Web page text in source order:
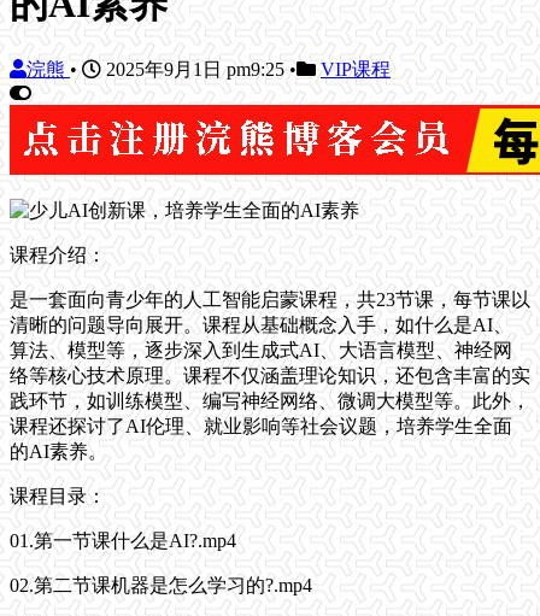
浣熊 • 2025年9月1日 pm9:25 • VIP课程
课程介绍：
是一套面向青少年的人工智能启蒙课程，共23节课，每节课以
清晰的问题导向展开。课程从基础概念入手，如什么是AI、
算法、模型等，逐步深入到生成式AI、大语言模型、神经网
络等核心技术原理。课程不仅涵盖理论知识，还包含丰富的实
践环节，如训练模型、编写神经网络、微调大模型等。此外，
课程还探讨了AI伦理、就业影响等社会议题，培养学生全面
的AI素养。
课程目录：
01.第一节课什么是AI?.mp4
02.第二节课机器是怎么学习的?.mp4